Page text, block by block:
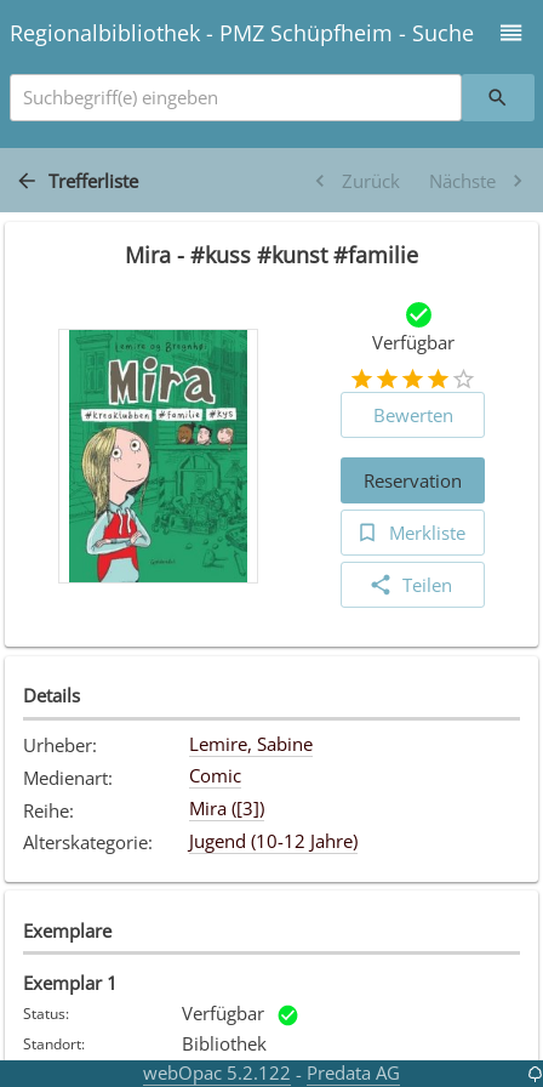
Regionalbibliothek - PMZ Schüpfheim - Suche
Suchbegriff(e) eingeben
Trefferliste Zurück Nächste
Mira - #kuss #kunst #familie
Verfügbar
Bewerten
Reservation
Merkliste
Teilen
Details
Urheber:
Lemire, Sabine
Medienart:
Comic
Reihe:
Mira ([3])
Alterskategorie: Jugend (10-12 Jahre)
Exemplare
Exemplar 1
Status: Verfügbar
Standort: Bibliothek
Comic
webOpac 5.2.122 - Predata AG